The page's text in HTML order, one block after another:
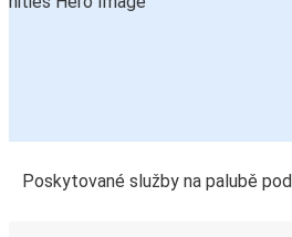
Poskytované služby na palubě